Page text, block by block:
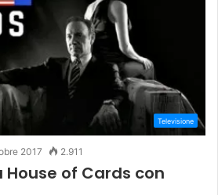
Televisione
2017 2.911
of Cards con